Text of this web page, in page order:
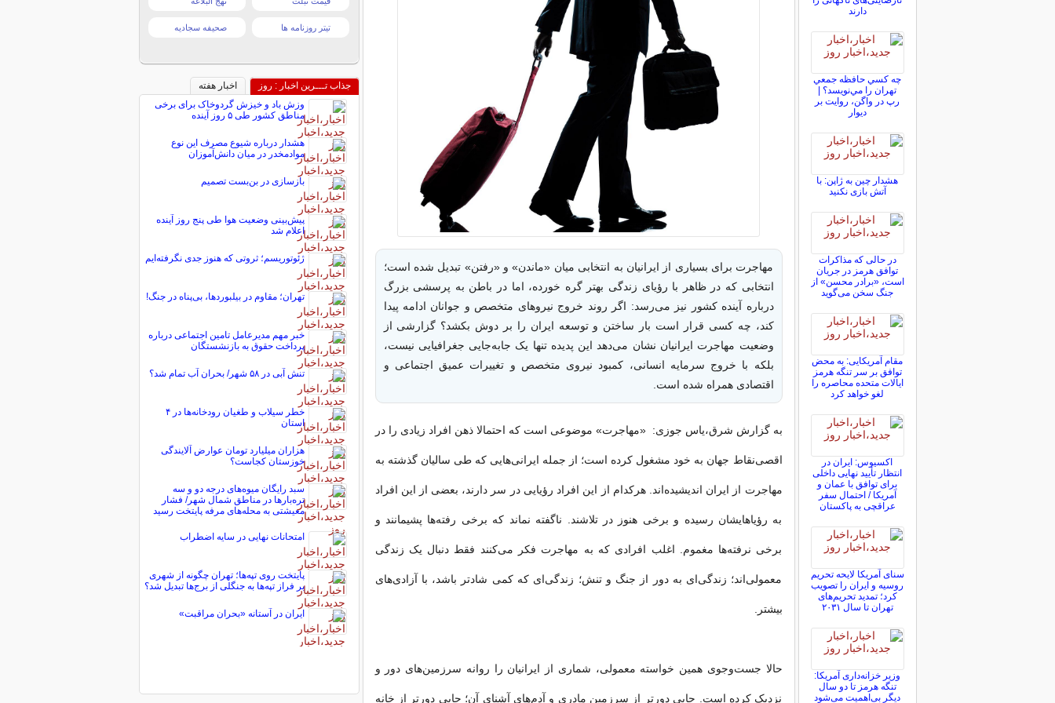
مهاجرت برای بسیاری از ایرانیان به انتخابی میان «ماندن» و «رفتن» تبدیل شده است؛
انتخابی که در ظاهر با رؤیای زندگی بهتر گره خورده، اما در باطن به پرسشی بزرگ
درباره آینده کشور نیز می‌رسد: اگر روند خروج نیروهای متخصص و جوانان ادامه پیدا
کند، چه کسی قرار است بار ساختن و توسعه ایران را بر دوش بکشد؟ گزارشی از
وضعیت مهاجرت ایرانیان نشان می‌دهد این پدیده تنها یک جابه‌جایی جغرافیایی نیست،
بلکه با خروج سرمایه انسانی، کمبود نیروی متخصص و تغییرات عمیق اجتماعی و
اقتصادی همراه شده است.
به گزارش شرق،یاس جوزی: «مهاجرت‌»‌ ‌موضوعی است که احتمالا ذهن افراد زیادی را در
اقصی‌نقاط جهان به خود مشغول کرده است‌؛ از جمله ایرانی‌هایی که‌ طی سالیان گذشته به
مهاجرت از ایران اندیشیده‌اند‌. هر‌کدام از این افراد رؤیایی در سر دارند، بعضی از این افراد
به رؤیا‌هایشان رسیده و برخی هنوز در تلاشند‌. ناگفته نماند که برخی رفته‌ها‌ پشیمانند و
برخی نرفته‌ها مغموم. اغلب افرادی که به مهاجرت فکر می‌کنند فقط دنبال یک زندگی
معمولی‌اند؛ زندگی‌ای به دور از جنگ و تنش‌؛ زندگی‌ای که کمی شادتر باشد، با آزادی‌های
بیشتر‌.
حالا جست‌وجوی همین خواسته معمولی، شماری از ایرانیان را روانه سرزمین‌های دور و
نزدیک کرده است. جایی دورتر از سرزمین مادری و آدم‌های آشنای آن؛ جایی دورتر از خانه
دارند
چه كسي حافظه جمعي
تهران را مي‌نويسد؟ |
رپ در واگن، روايت بر
ديوار
هشدار چین به ژاپن: با
آتش بازی نکنید
در حالی که مذاکرات
توافق هرمز در جریان
است، «برادر محسن» از
جنگ سخن می‌گوید
مقام آمریکایی: به محض
توافق بر سر تنگه هرمز
ایالات متحده محاصره را
لغو خواهد کرد
اکسیوس: ایران در
انتظار تأیید نهایی داخلی
برای توافق با عمان و
آمریکا / احتمال سفر
عراقچی به پاکستان
سنای آمریکا لایحه تحریم
روسیه و ایران را تصویب
کرد؛ تمدید تحریم‌های
تهران تا سال ۲۰۳۱
وزیر خزانه‌داری آمریکا:
تنگه هرمز تا دو سال
دیگر بی‌اهمیت می‌شود
تیتر روزنامه ها صحیفه سجادیه
جذاب تـــرین اخبار : روز
اخبار هفته
وزش باد و خیزش گردوخاک برای برخی
مناطق کشور طی ۵ روز آینده
هشدار درباره شیوع مصرف این نوع
موادمخدر در میان دانش‌آموزان
بازسازی در بن‌بست تصمیم
پیش‌بینی وضعیت هوا طی پنج روز آینده
اعلام شد
ژئوتوریسم؛ ثروتی که هنوز جدی نگرفته‌ایم
تهران؛ مقاوم در بیلبوردها، بی‌پناه در جنگ!
خبر مهم مدیرعامل تامین اجتماعی درباره
پرداخت حقوق به بازنشستگان
تنش آبی در ۵۸ شهر/ بحران آب تمام شد؟
خطر سیلاب و طغیان رودخانه‌ها در ۴
استان
هزاران میلیارد تومان عوارض آلایندگی
خوزستان کجاست؟
سبد رایگان میوه‌های درجه دو و سه
تره‌بارها در مناطق شمال شهر/ فشار
معیشتی به محله‌های مرفه پایتخت رسید
امتحانات نهایی در سایه اضطراب
پایتخت روی تپه‌ها؛ تهران چگونه از شهری
بر فراز تپه‌ها به جنگلی از برج‌ها تبدیل شد؟
ایران در آستانه «بحران مراقبت»